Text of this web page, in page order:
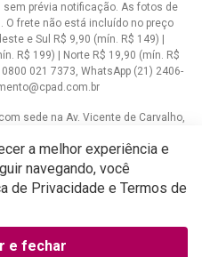
prévia notificação. As fotos de
frete não está incluído no preço
e Sul R$ 9,90 (mín. R$ 149) |
R$ 199) | Norte R$ 19,90 (mín. R$
021 7373, WhatsApp (21) 2406-
sede na Av. Vicente de Carvalho,
Deus com sede na Av. Brasil,
Janeiro - RJCNPJ
a melhor experiência e
navegando, você
de Privacidade e Termos de
e fechar